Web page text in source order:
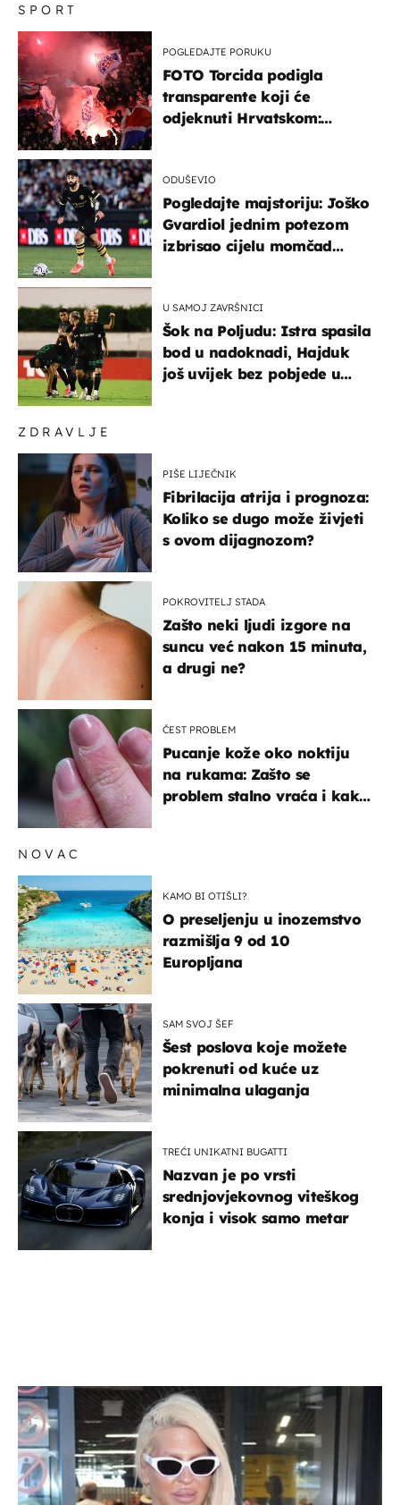
ZDRAVLJE
PIŠE LIJEČNIK
Fibrilacija atrija i prognoza:
Koliko se dugo može živjeti
s ovom dijagnozom?
POKROVITELJ STADA
Zašto neki ljudi izgore na
suncu već nakon 15 minuta,
a drugi ne?
ČEST PROBLEM
Pucanje kože oko noktiju
na rukama: Zašto se
problem stalno vraća i kako
SPORT
POGLEDAJTE PORUKU
FOTO Torcida podigla
transparente koji će
odjeknuti Hrvatskom:
ODUŠEVIO
Pogledajte majstoriju: Joško
Gvardiol jednim potezom
izbrisao cijelu momčad
U SAMOJ ZAVRŠNICI
Šok na Poljudu: Istra spasila
bod u nadoknadi, Hajduk
još uvijek bez pobjede u
NOVAC
KAMO BI OTIŠLI?
O preseljenju u inozemstvo
razmišlja 9 od 10
Europljana
SAM SVOJ ŠEF
Šest poslova koje možete
pokrenuti od kuće uz
minimalna ulaganja
TREĆI UNIKATNI BUGATTI
Nazvan je po vrsti
srednjovjekovnog viteškog
konja i visok samo metar